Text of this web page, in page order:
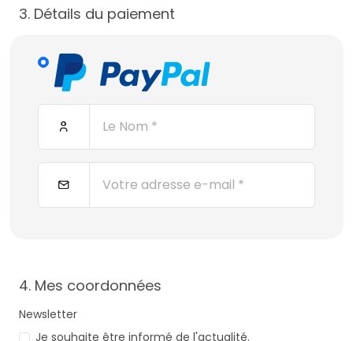
3. Détails du paiement
4. Mes coordonnées
Newsletter
Je souhaite être informé de l'actualité.